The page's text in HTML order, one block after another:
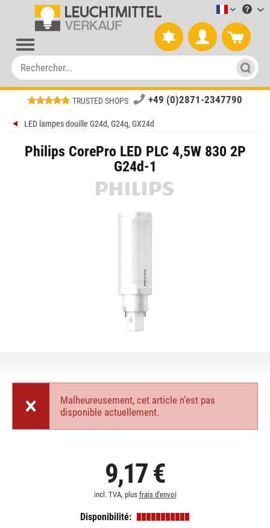
TRUSTED SHOPS +49 (0)2871-2347790
LED lampes douille G24d, G24q, GX24d
Philips CorePro LED PLC 4,5W 830 2P
G24d-1
Malheureusement, cet article n’est pas
disponible actuellement.
9,17 €
incl. TVA, plus frais d'envoi
Disponibilité: